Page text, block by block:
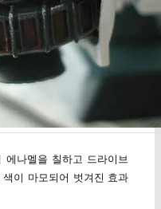
나멜을 칠하고 드라이브
이 마모되어 벗겨진 효과